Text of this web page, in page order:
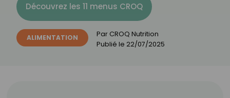
Découvrez les 11 menus CROQ
ALIMENTATION Par CROQ Nutrition
Publié le 22/07/2025